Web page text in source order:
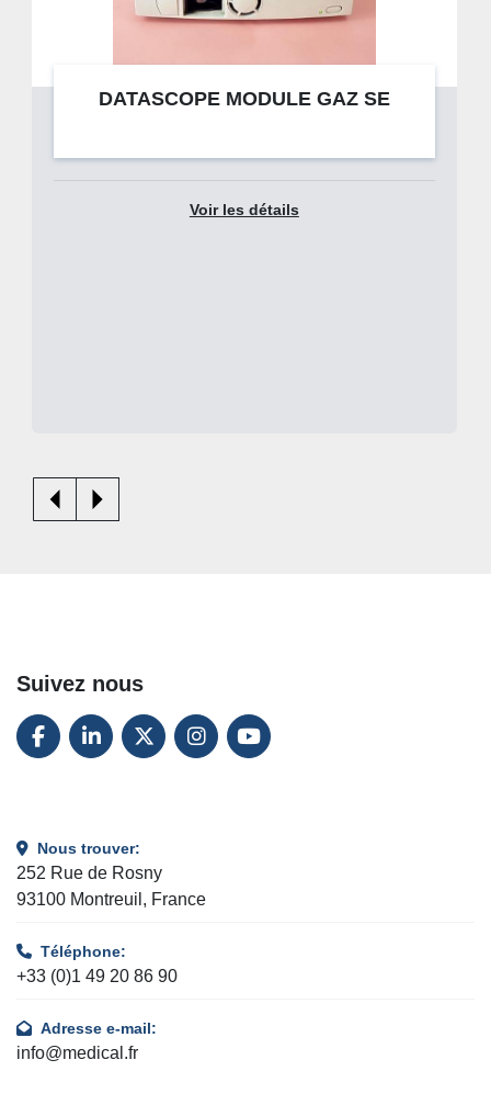
DATASCOPE MODULE GAZ SE
Voir les détails
Suivez nous
FACEBOOK
LINKEDINTWITTERINSTAGRAM
YOUTUBE
Nous trouver:
252 Rue de Rosny
93100 Montreuil, France
Téléphone:
+33 (0)1 49 20 86 90
Adresse e-mail:
info@medical.fr